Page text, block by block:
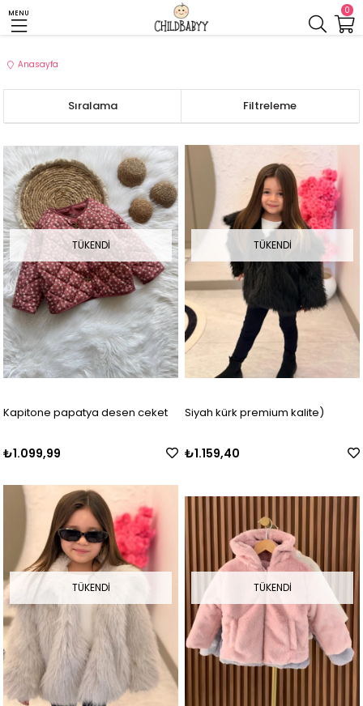
0
MENU
Anasayfa
Filtreleme
Sıralama
TÜKENDI
Kapitone papatya desen ceket
₺1.099,99
TÜKENDI
Siyah kürk premium kalite)
₺1.159,40
TÜKENDI TÜKENDI